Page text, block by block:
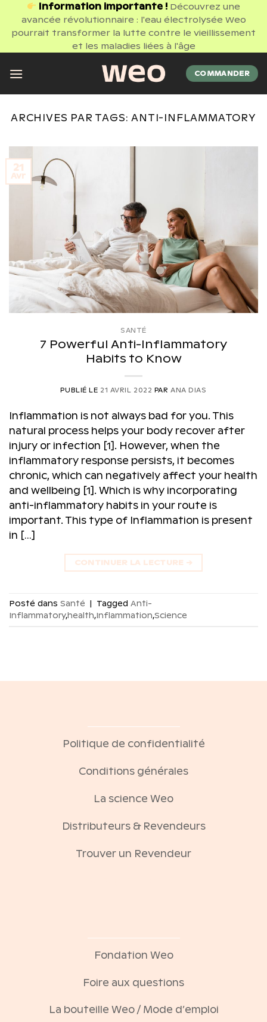
Passer
contenu
Information importante ! Découvrez une
avancée révolutionnaire : l'eau électrolysée Weo
pourrait transformer la lutte contre le vieillissement
et les maladies liées à l'âge
COMMANDER
ARCHIVES PAR TAGS:ANTI-INFLAMMATORY
21
Avr
SANTÉ
7 Powerful Anti-Inflammatory
Habits to Know
PUBLIÉ LE 21 AVRIL 2022 PARANA DIAS
Inflammation is not always bad for you. This
natural process helps your body recover after
injury or infection [1]. However, when the
inflammatory response persists, it becomes
chronic, which can negatively affect your health
and wellbeing [1]. Which is why incorporating
anti-inflammatory habits in your route is
important. This type of Inflammation is present
in […]
CONTINUER LA LECTURE →
Posté dans Santé | Tagged Anti-
Inflammatory,health,Inflammation,Science
Politique de confidentialité
Conditions générales
La science Weo
Distributeurs & Revendeurs
Trouver un Revendeur
Fondation Weo
Foire aux questions
La bouteille Weo / Mode d’emploi